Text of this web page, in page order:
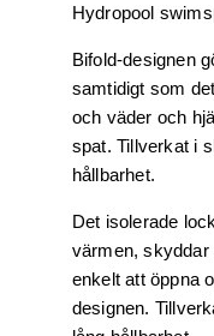
Hydropool
Bifold-designen
samtidigt som
och väder och
spat. Tillverkat i
hållbarhet.
Det isolerade
värmen,
enkelt att öppna
designen.